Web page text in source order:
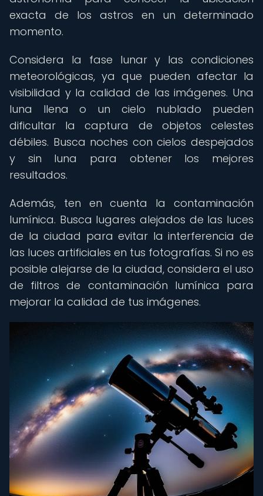
exacta de los astros en un determinado
momento.
Considera la fase lunar y las condiciones
meteorológicas, ya que pueden afectar la
visibilidad y la calidad de las imágenes. Una
luna llena o un cielo nublado pueden
dificultar la captura de objetos celestes
débiles. Busca noches con cielos despejados
y sin luna para obtener los mejores
resultados.
Además, ten en cuenta la contaminación
lumínica. Busca lugares alejados de las luces
de la ciudad para evitar la interferencia de
las luces artificiales en tus fotografías. Si no es
posible alejarse de la ciudad, considera el uso
de filtros de contaminación lumínica para
mejorar la calidad de tus imágenes.